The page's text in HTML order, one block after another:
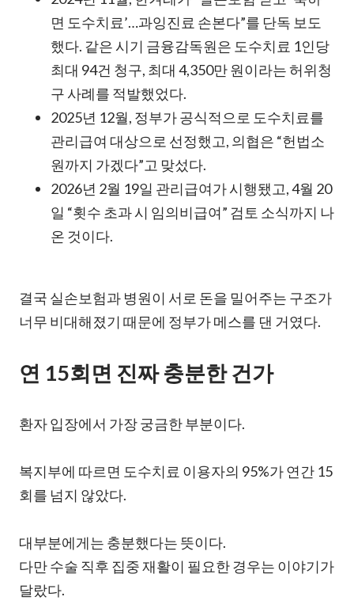
면 도수치료’…과잉진료 손본다”를 단독 보도
했다. 같은 시기 금융감독원은 도수치료 1인당
최대 94건 청구, 최대 4,350만 원이라는 허위청
구 사례를 적발했었다.
2025년 12월, 정부가 공식적으로 도수치료를
관리급여 대상으로 선정했고, 의협은 “헌법소
원까지 가겠다”고 맞섰다.
2026년 2월 19일 관리급여가 시행됐고, 4월 20
일 “횟수 초과 시 임의비급여” 검토 소식까지 나
온 것이다.
결국 실손보험과 병원이 서로 돈을 밀어주는 구조가
너무 비대해졌기 때문에 정부가 메스를 댄 거였다.
연 15회면 진짜 충분한 건가
환자 입장에서 가장 궁금한 부분이다.
복지부에 따르면 도수치료 이용자의 95%가 연간 15
회를 넘지 않았다.
대부분에게는 충분했다는 뜻이다.
다만 수술 직후 집중 재활이 필요한 경우는 이야기가
달랐다.